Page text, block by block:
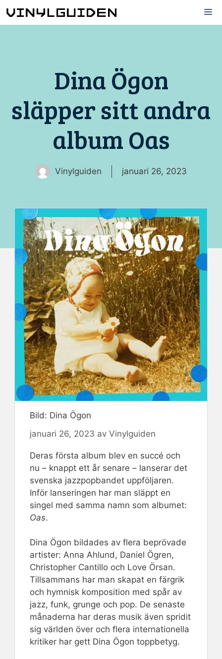
till
Dina Ögon
släpper sitt andra
album Oas
Vinylguiden januari 26, 2023
Bild: Dina Ögon
januari 26, 2023 av Vinylguiden
Deras första album blev en succé och
nu – knappt ett år senare – lanserar det
svenska jazzpopbandet uppföljaren.
Inför lanseringen har man släppt en
singel med samma namn som albumet:
Oas.
Dina Ögon bildades av flera beprövade
artister: Anna Ahlund, Daniel Ögren,
Christopher Cantillo och Love Örsan.
Tillsammans har man skapat en färgrik
och hymnisk komposition med spår av
jazz, funk, grunge och pop. De senaste
månaderna har deras musik även spridit
sig världen över och flera internationella
kritiker har gett Dina Ögon toppbetyg.